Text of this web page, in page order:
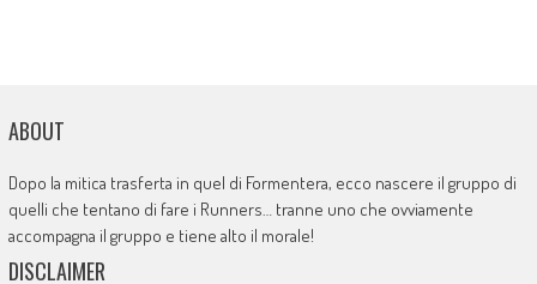
ABOUT
Dopo la mitica trasferta in quel di Formentera, ecco nascere il gruppo di
quelli che tentano di fare i Runners… tranne uno che ovviamente
accompagna il gruppo e tiene alto il morale!
DISCLAIMER